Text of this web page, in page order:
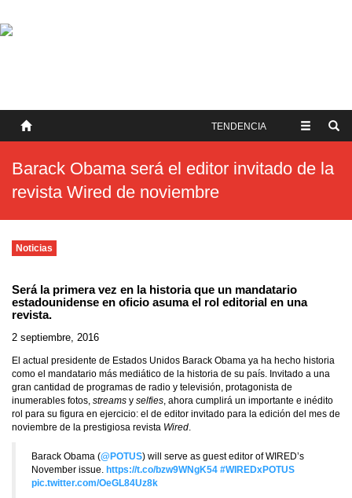
SOBRE NOSOTROS
TENDENCIA
Barack Obama será el editor invitado de la
revista Wired de noviembre
Noticias
Será la primera vez en la historia que un mandatario
estadounidense en oficio asuma el rol editorial en una
revista.
2 septiembre, 2016
El actual presidente de Estados Unidos Barack Obama ya ha hecho historia
como el mandatario más mediático de la historia de su país. Invitado a una
gran cantidad de programas de radio y televisión, protagonista de
inumerables fotos, streams y selfies, ahora cumplirá un importante e inédito
rol para su figura en ejercicio: el de editor invitado para la edición del mes de
noviembre de la prestigiosa revista Wired.
Barack Obama (@POTUS) will serve as guest editor of WIRED’s
November issue. https://t.co/bzw9WNgK54 #WIREDxPOTUS
pic.twitter.com/OeGL84Uz8k